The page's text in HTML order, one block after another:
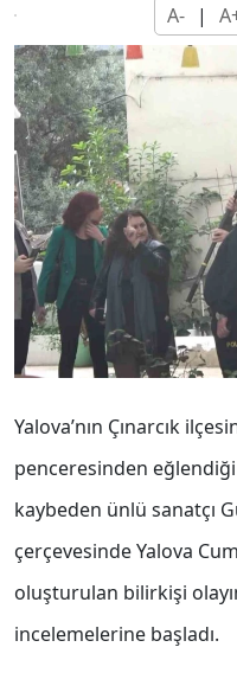
A- |
Yalova’nın Çınarcık
penceresinden eğlendiği
kaybeden ünlü sanatçı
çerçevesinde Yalova
oluşturulan bilirkişi
incelemelerine başladı.